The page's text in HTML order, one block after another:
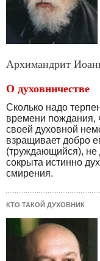
Архимандрит
О духовничестве
Сколько надо
времени пождания,
своей духовной
взращивает добро
(труждающийся), не
сокрыта истинно
смирения.
КТО ТАКОЙ ДУХОВНИК